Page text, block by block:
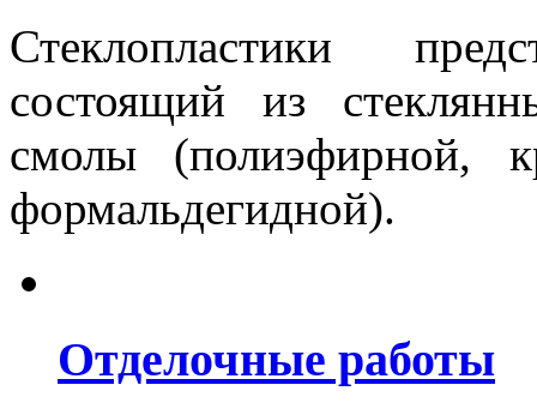
Стеклопластики
состоящий из
смолы (полиэфирной,
формальдегидной).
Отделочные работы